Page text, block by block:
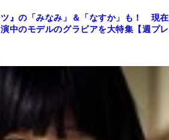
ツ』の「みなみ」＆「なすか」も！ 現在
中のモデルのグラビアを大特集【週プレ